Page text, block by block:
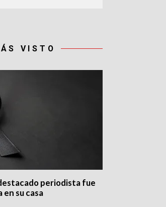
VISTO
periodista fue
su casa